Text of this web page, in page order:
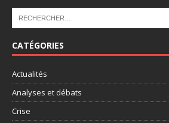
CATÉGORIES
Actualités
Analyses et débats
Crise